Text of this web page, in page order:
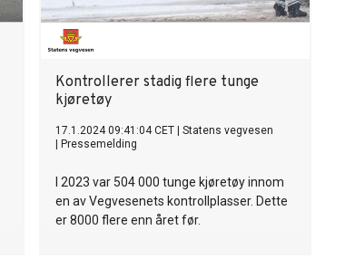
Kontrollerer stadig flere tunge
kjøretøy
17.1.2024 09:41:04 CET
Statens vegvesen
Pressemelding
I 2023 var 504 000 tunge kjøretøy innom
en av Vegvesenets kontrollplasser. Dette
er 8000 flere enn året før.